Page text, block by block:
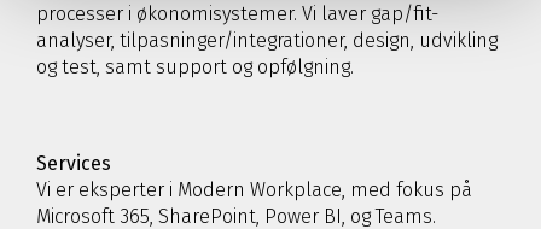
processer i økonomisystemer. Vi laver gap/fit-
analyser, tilpasninger/integrationer, design, udvikling
og test, samt support og opfølgning.
Services
Vi er eksperter i Modern Workplace, med fokus på
Microsoft 365, SharePoint, Power BI, og Teams.